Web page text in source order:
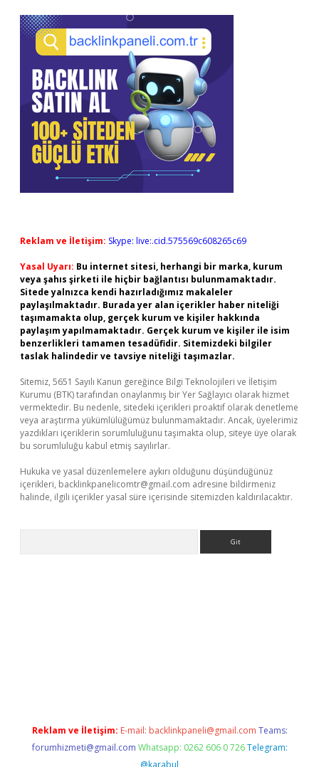
Reklam ve İletişim: Skype: live:.cid.575569c608265c69
Yasal Uyarı: Bu internet sitesi, herhangi bir marka, kurum
veya şahıs şirketi ile hiçbir bağlantısı bulunmamaktadır.
Sitede yalnızca kendi hazırladığımız makaleler
paylaşılmaktadır. Burada yer alan içerikler haber niteliği
taşımamakta olup, gerçek kurum ve kişiler hakkında
paylaşım yapılmamaktadır. Gerçek kurum ve kişiler ile isim
benzerlikleri tamamen tesadüfidir. Sitemizdeki bilgiler
taslak halindedir ve tavsiye niteliği taşımazlar.
Sitemiz, 5651 Sayılı Kanun gereğince Bilgi Teknolojileri ve İletişim
Kurumu (BTK) tarafından onaylanmış bir Yer Sağlayıcı olarak hizmet
vermektedir. Bu nedenle, sitedeki içerikleri proaktif olarak denetleme
veya araştırma yükümlülüğümüz bulunmamaktadır. Ancak, üyelerimiz
yazdıkları içeriklerin sorumluluğunu taşımakta olup, siteye üye olarak
bu sorumluluğu kabul etmiş sayılırlar.
Hukuka ve yasal düzenlemelere aykırı olduğunu düşündüğünüz
içerikleri, backlinkpanelicomtr@gmail.com adresine bildirmeniz
halinde, ilgili içerikler yasal süre içerisinde sitemizden kaldırılacaktır.
Reklam ve İletişim: E-mail: backlinkpaneli@gmail.com Teams:
forumhizmeti@gmail.com Whatsapp: 0262 606 0 726 Telegram:
@karabul